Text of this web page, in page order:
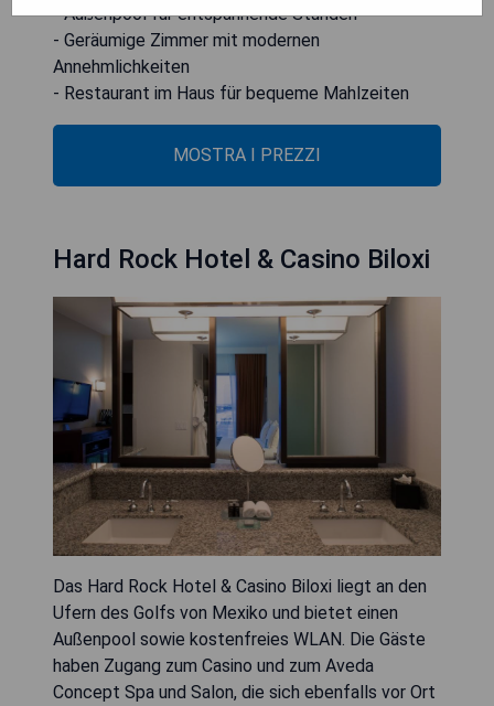
- Außenpool für entspannende Stunden
- Geräumige Zimmer mit modernen
Annehmlichkeiten
- Restaurant im Haus für bequeme Mahlzeiten
MOSTRA I PREZZI
Hard Rock Hotel & Casino Biloxi
Das Hard Rock Hotel & Casino Biloxi liegt an den
Ufern des Golfs von Mexiko und bietet einen
Außenpool sowie kostenfreies WLAN. Die Gäste
haben Zugang zum Casino und zum Aveda
Concept Spa und Salon, die sich ebenfalls vor Ort